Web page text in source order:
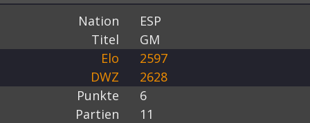
Nation
ESP
Titel
GM
Elo
2597
DWZ
2628
Punkte
6
Partien
11